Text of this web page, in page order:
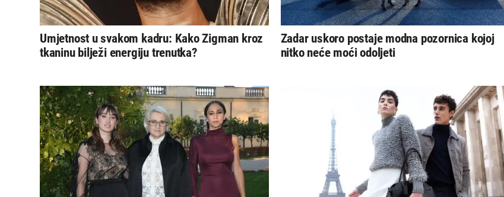
Umjetnost u svakom kadru: Kako Zigman kroz
tkaninu bilježi energiju trenutka?
Zadar uskoro postaje modna pozornica kojoj
nitko neće moći odoljeti